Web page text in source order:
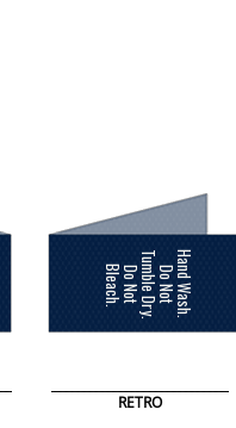
RETRO